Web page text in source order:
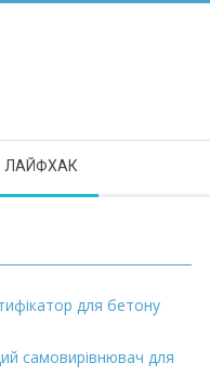
ЛАЙФХАК
для бетону
самовирівнювач для